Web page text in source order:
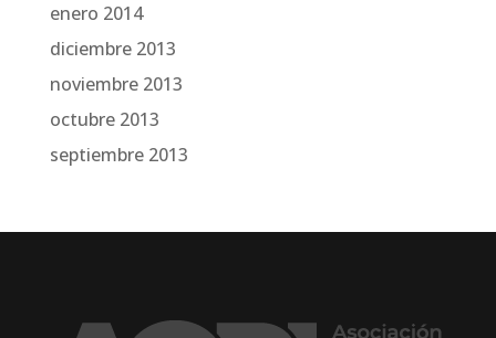
enero 2014
diciembre 2013
noviembre 2013
octubre 2013
septiembre 2013